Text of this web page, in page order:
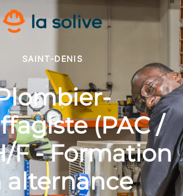
SAINT-DENIS
(PAC /
F - Formation
alternance